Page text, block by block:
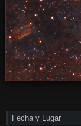
Fecha y Lugar